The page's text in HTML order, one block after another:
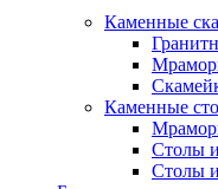
Каменные
Каменные
Столы и
Столы и